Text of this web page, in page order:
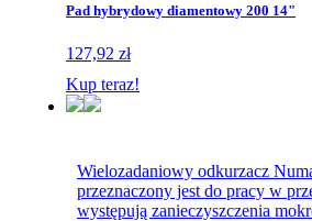
Pad hybrydowy diamentowy 200 14"
127,92 zł
Kup teraz!
Wielozadaniowy odkurzacz
przeznaczony jest do pracy w
występują zanieczyszczenia